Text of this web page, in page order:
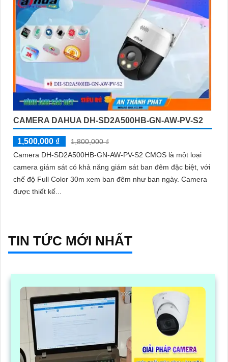
CAMERA DAHUA DH-SD2A500HB-GN-AW-PV-S2
1,500,000 ₫
1,800,000 ₫
Camera DH-SD2A500HB-GN-AW-PV-S2 CMOS là một loại
camera giám sát có khả năng giám sát ban đêm đặc biệt, với
chế độ Full Color 30m xem ban đêm như ban ngày. Camera
được thiết kế...
TIN TỨC MỚI NHẤT